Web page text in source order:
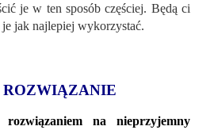
je w ten sposób częściej. Będą ci
je jak najlepiej wykorzystać.
na nieprzyjemny